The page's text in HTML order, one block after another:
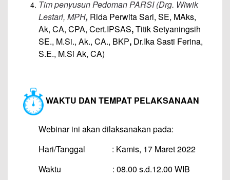
Tim penyusun Pedoman PARSI (Drg. Wiwik
Lestari, MPH, Rida Perwita Sari, SE, MAks,
Ak, CA, CPA, Cert.IPSAS,Titik Setyaningsih
SE., M.Si., Ak., CA., BKP, Dr.Ika Sasti Ferina,
S.E., M.Si Ak, CA)
WAKTU DAN TEMPAT PELAKSANAAN
Webinar ini akan dilaksanakan pada:
Hari/Tanggal : Kamis, 17 Maret 2022
Waktu : 08.00 s.d.12.00 WIB